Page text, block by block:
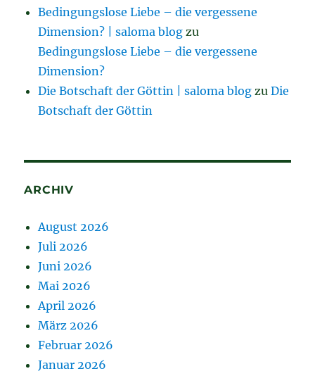
Bedingungslose Liebe – die vergessene
Dimension? | saloma blog zu
Bedingungslose Liebe – die vergessene
Dimension?
Die Botschaft der Göttin | saloma blog zuDie
Botschaft der Göttin
ARCHIV
August 2026
Juli 2026
Juni 2026
Mai 2026
April 2026
März 2026
Februar 2026
Januar 2026